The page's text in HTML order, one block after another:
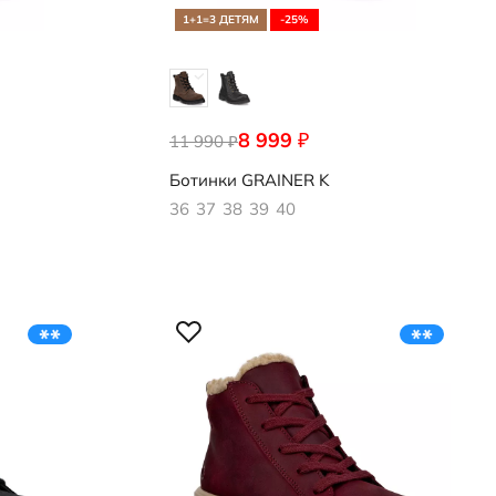
1+1=3 ДЕТЯМ -25%
8 999 ₽
11 990₽
728223/05674
Ботинки GRAINER K
36 37 38 39 40